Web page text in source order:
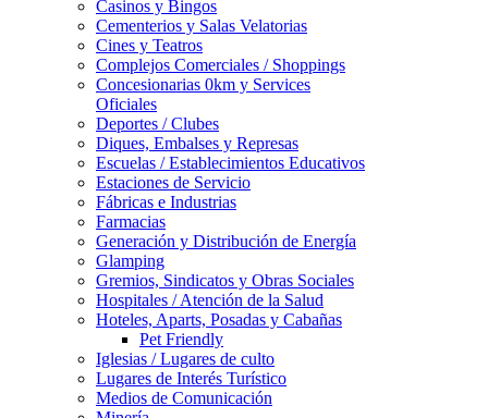
Casinos y Bingos
Cementerios y Salas Velatorias
Cines y Teatros
Complejos Comerciales / Shoppings
Concesionarias 0km y Services
Oficiales
Deportes / Clubes
Diques, Embalses y Represas
Escuelas / Establecimientos Educativos
Estaciones de Servicio
Fábricas e Industrias
Farmacias
Generación y Distribución de Energía
Glamping
Gremios, Sindicatos y Obras Sociales
Hospitales / Atención de la Salud
Hoteles, Aparts, Posadas y Cabañas
Pet Friendly
Iglesias / Lugares de culto
Lugares de Interés Turístico
Medios de Comunicación